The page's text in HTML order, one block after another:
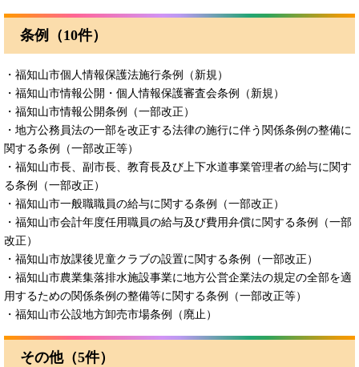
条例（10件）
・福知山市個人情報保護法施行条例（新規）
・福知山市情報公開・個人情報保護審査会条例（新規）
・福知山市情報公開条例（一部改正）​
​・地方公務員法の一部を改正する法律の施行に伴う関係条例の整備に
関する条例（一部改正等）
​・福知山市長、副市長、教育長及び上下水道事業管理者の給与に関す
る条例（一部改正）
・福知山市一般職職員の給与に関する条例（一部改正）
​・福知山市会計年度任用職員の給与及び費用弁償に関する条例（一部
改正）
​・福知山市放課後児童クラブの設置に関する条例（一部改正）
​・福知山市農業集落排水施設事業に地方公営企業法の規定の全部を適
用するための関係条例の整備等に関する条例（一部改正等）
​・福知山市公設地方卸売市場条例（廃止）
その他（5件）